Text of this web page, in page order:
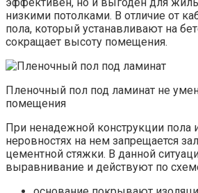
низкими потолками. В отличие от
пола, который устанавливают на
сокращает высоту помещения.
Пленочный пол под ламинат не
помещения
При ненадежной конструкции пола
неровностях на нем запрещается
цементной стяжки. В данной
выравнивание и действуют по